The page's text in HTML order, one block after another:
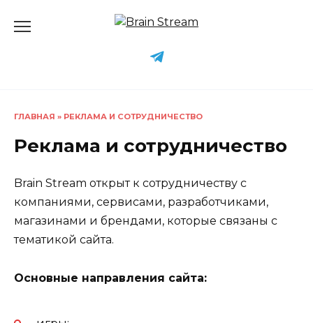
ГЛАВНАЯ » РЕКЛАМА И СОТРУДНИЧЕСТВО
Реклама и сотрудничество
Brain Stream открыт к сотрудничеству с
компаниями, сервисами, разработчиками,
магазинами и брендами, которые связаны с
тематикой сайта.
Основные направления сайта: